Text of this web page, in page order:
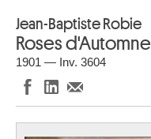
Jean-Baptiste Robie
Roses d'Automne
1901 — Inv. 3604